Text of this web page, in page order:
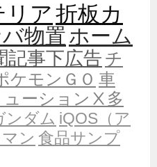
リア折板カ
物置ホーム
記事下広告 チ
ケモンＧＯ 車
ューションⅩ多
ンダム iQOS（ア
ン 食品サンプ